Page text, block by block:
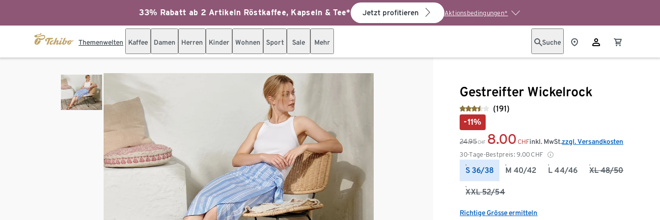
33% Rabatt ab 2 Artikeln Röstkaffee, Kapseln & Tee* Jetzt profitieren Aktionsbedingungen*
Themenwelten Kaffee Damen Herren Kinder Wohnen Sport Sale Mehr Suche
Gestreifter Wickelrock
(191)
-11%
24.95 CHF 8.00 CHF
30-Tage-Bestpreis: 9.00CHF
inkl. MwSt.zzgl. Versandkosten
S 36/38 M 40/42 L 44/46 XL 48/50
XXL 52/54
Richtige Grösse ermitteln